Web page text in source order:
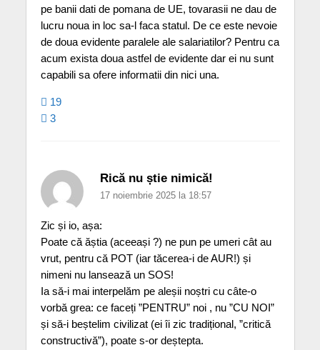
pe banii dati de pomana de UE, tovarasii ne dau de
lucru noua in loc sa-l faca statul. De ce este nevoie
de doua evidente paralele ale salariatilor? Pentru ca
acum exista doua astfel de evidente dar ei nu sunt
capabili sa ofere informatii din nici una.
19
3
Rică nu știe nimică!
17 noiembrie 2025 la 18:57
Zic și io, așa:
Poate că ăștia (aceeași ?) ne pun pe umeri cât au
vrut, pentru că POT (iar tăcerea-i de AUR!) și
nimeni nu lansează un SOS!
Ia să-i mai interpelăm pe aleșii noștri cu câte-o
vorbă grea: ce faceți ”PENTRU” noi , nu ”CU NOI”
și să-i beștelim civilizat (ei îi zic tradițional, ”critică
constructivă”), poate s-or deștepta.